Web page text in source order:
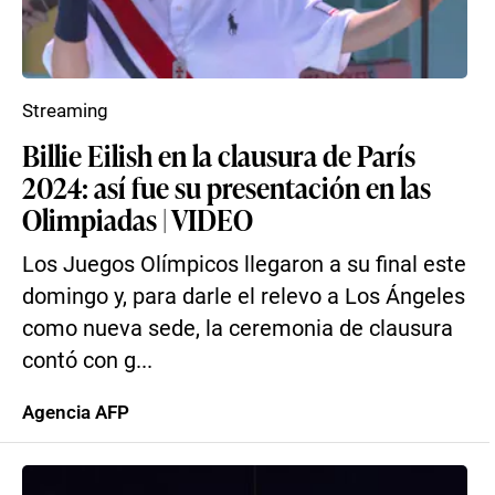
Billie Eilish en la clausura de París
2024: así fue su presentación en las
Olimpiadas | VIDEO
Los Juegos Olímpicos llegaron a su final este
domingo y, para darle el relevo a Los Ángeles
como nueva sede, la ceremonia de clausura
contó con g...
Streaming
Agencia AFP